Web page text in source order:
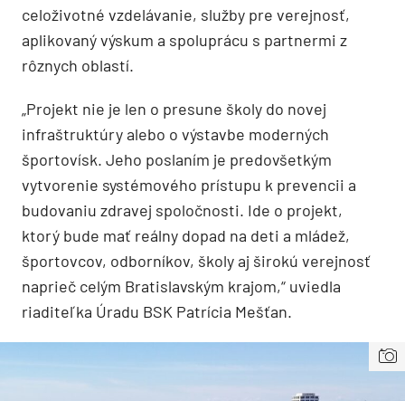
celoživotné vzdelávanie, služby pre verejnosť,
aplikovaný výskum a spoluprácu s partnermi z
rôznych oblastí.
„Projekt nie je len o presune školy do novej
infraštruktúry alebo o výstavbe moderných
športovísk. Jeho poslaním je predovšetkým
vytvorenie systémového prístupu k prevencii a
budovaniu zdravej spoločnosti. Ide o projekt,
ktorý bude mať reálny dopad na deti a mládež,
športovcov, odborníkov, školy aj širokú verejnosť
naprieč celým Bratislavským krajom,“ uviedla
riaditeľka Úradu BSK Patrícia Mešťan.